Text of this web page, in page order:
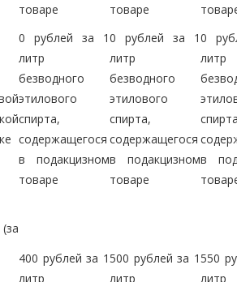
товаре
товаре
0 рублей за 1
литр
безводного
этилового
спирта,
содержащегося
в подакцизном
товаре
0 рублей за 1
литр
безводного
этилового
спирта,
содержащегося
в подакцизном
товаре
0
литр
в
400 рублей за 1
литр
500 рублей за 1
литр
550
литр